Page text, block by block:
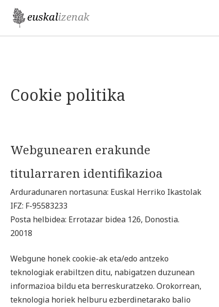
Cookie politika
Webgunearen erakunde
titularraren identifikazioa
Arduradunaren nortasuna: Euskal Herriko Ikastolak
IFZ: F-95583233
Posta helbidea: Errotazar bidea 126, Donostia.
20018
Webgune honek cookie-ak eta/edo antzeko
teknologiak erabiltzen ditu, nabigatzen duzunean
informazioa bildu eta berreskuratzeko. Orokorrean,
teknologia horiek helburu ezberdinetarako balio